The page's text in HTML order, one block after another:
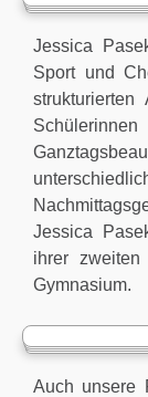
Jessica
Sport und
Jessica
ihrer zweiten
Gymnasium.
Auch unsere